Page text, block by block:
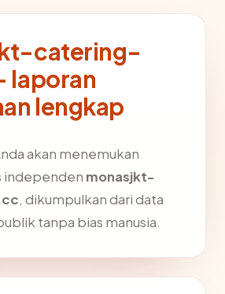
catering-
lengkap
akan menemukan
independen monasjkt-
, dikumpulkan dari data
tanpa bias manusia.